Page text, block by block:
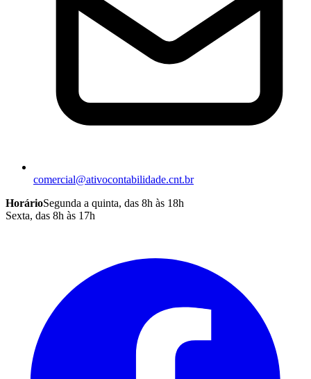
comercial@ativocontabilidade.cnt.br
HorárioSegunda a quinta, das 8h às 18h
Sexta, das 8h às 17h